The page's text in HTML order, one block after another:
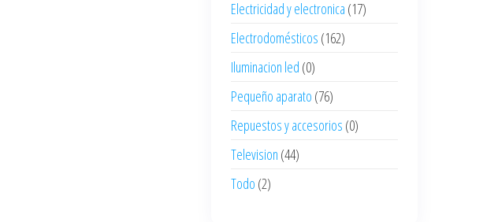
Electricidad y electronica (17)
Electrodomésticos (162)
Iluminacion led (0)
Pequeño aparato (76)
Repuestos y accesorios (0)
Television (44)
Todo (2)